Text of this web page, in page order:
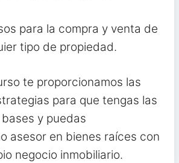
para la compra y venta de
tipo de propiedad.
te proporcionamos las
para que tengas las
bases y puedas
asesor en bienes raíces con
negocio inmobiliario.